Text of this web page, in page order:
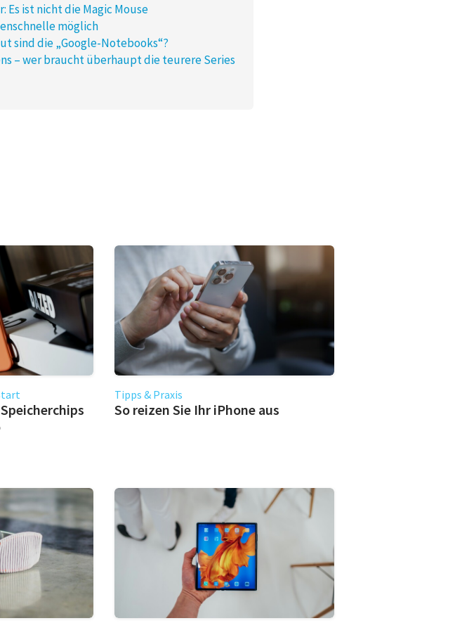
Es ist nicht die Magic Mouse
möglich
sind die „Google-Notebooks“?
– wer braucht überhaupt die teurere Series
Tipps & Praxis
So reizen Sie Ihr iPhone aus